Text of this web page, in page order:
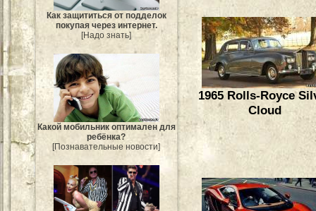
Как защититься от подделок
покупая через интернет.
[Надо знать]
Какой мобильник оптимален для
ребёнка?
[Познавательные новости]
1965 Rolls-Royce
Cloud